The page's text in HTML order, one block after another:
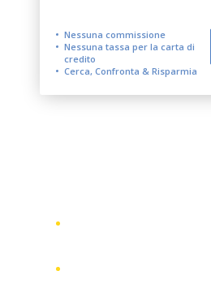
Nessuna commissione
Nessuna tassa per la carta di
credito
Cerca, Confronta & Risparmia